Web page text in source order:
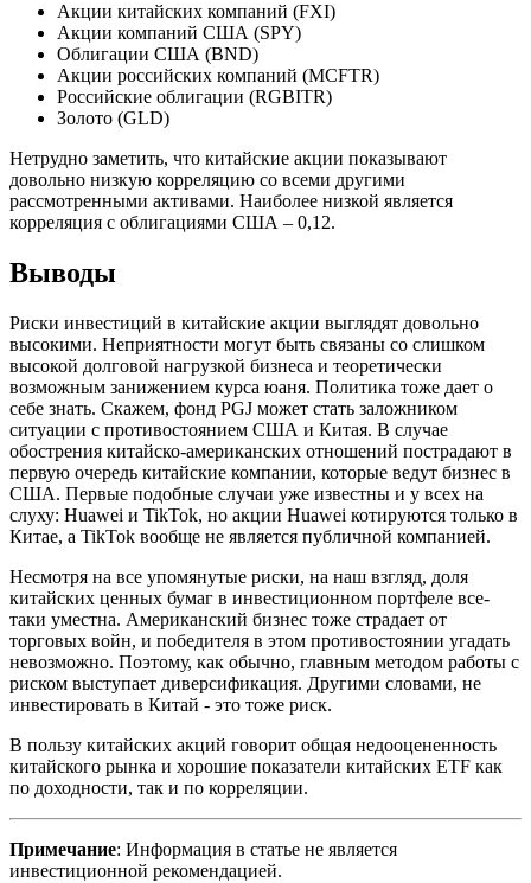
Акции китайских компаний (FXI)
Акции компаний США (SPY)
Облигации США (BND)
Акции российских компаний (MCFTR)
Российские облигации (RGBITR)
Золото (GLD)
Нетрудно заметить, что китайские акции показывают
довольно низкую корреляцию со всеми другими
рассмотренными активами. Наиболее низкой является
корреляция с облигациями США – 0,12.
Выводы
Риски инвестиций в китайские акции выглядят довольно
высокими. Неприятности могут быть связаны со слишком
высокой долговой нагрузкой бизнеса и теоретически
возможным занижением курса юаня. Политика тоже дает о
себе знать. Скажем, фонд PGJ может стать заложником
ситуации с противостоянием США и Китая. В случае
обострения китайско-американских отношений пострадают в
первую очередь китайские компании, которые ведут бизнес в
США. Первые подобные случаи уже известны и у всех на
слуху: Huawei и TikTok, но акции Huawei котируются только в
Китае, а TikTok вообще не является публичной компанией.
Несмотря на все упомянутые риски, на наш взгляд, доля
китайских ценных бумаг в инвестиционном портфеле все-
таки уместна. Американский бизнес тоже страдает от
торговых войн, и победителя в этом противостоянии угадать
невозможно. Поэтому, как обычно, главным методом работы с
риском выступает диверсификация. Другими словами, не
инвестировать в Китай - это тоже риск.
В пользу китайских акций говорит общая недооцененность
китайского рынка и хорошие показатели китайских ETF как
по доходности, так и по корреляции.
Примечание: Информация в статье не является
инвестиционной рекомендацией.